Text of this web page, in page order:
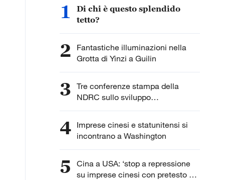
1
Di chi è questo splendido
tetto?
2
Fantastiche illuminazioni nella
Grotta di Yinzi a Guilin
3 Tre conferenze stampa della
NDRC sullo sviluppo
dell'intelligenza artificiale
4 Imprese cinesi e statunitensi si
incontrano a Washington
5
Cina a USA: ‘stop a repressione
su imprese cinesi con pretesto di